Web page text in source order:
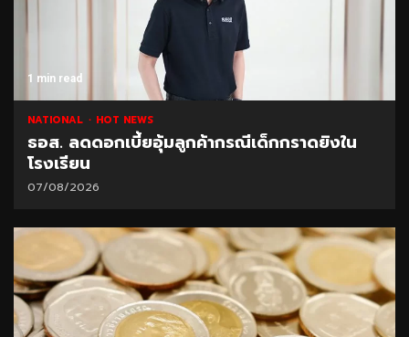
1 min read
NATIONAL HOT NEWS
ธอส. ลดดอกเบี้ยอุ้มลูกค้ากรณีเด็กกราดยิงใน
โรงเรียน
07/08/2026